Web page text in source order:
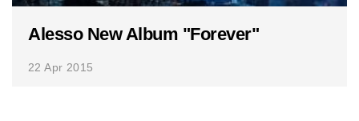
Alesso New Album "Forever"
22 Apr 2015